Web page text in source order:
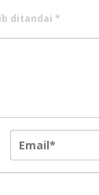
ditandai *